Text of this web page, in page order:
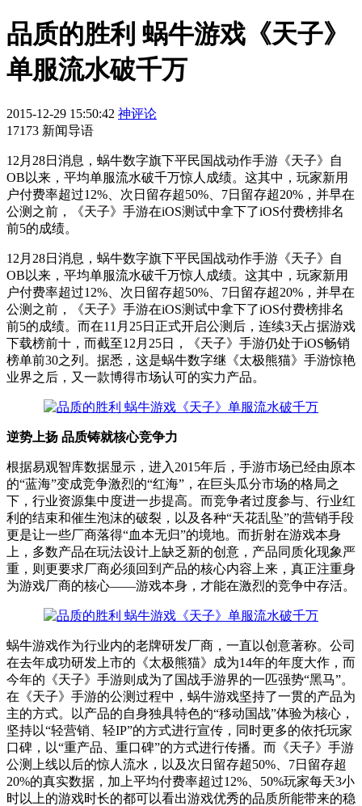
品质的胜利 蜗牛游戏《天子》
单服流水破千万
2015-12-29 15:50:42 神评论
17173 新闻导语
​12月28日消息，蜗牛数字旗下平民国战动作手游《天子》自
OB以来，平均单服流水破千万惊人成绩。这其中，玩家新用
户付费率超过12%、次日留存超50%、7日留存超20%，并早在
公测之前，《天子》手游在iOS测试中拿下了iOS付费榜排名
前5的成绩。
12月28日消息，蜗牛数字旗下平民国战动作手游《天子》自
OB以来，平均单服流水破千万惊人成绩。这其中，玩家新用
户付费率超过12%、次日留存超50%、7日留存超20%，并早在
公测之前，《天子》手游在iOS测试中拿下了iOS付费榜排名
前5的成绩。而在11月25日正式开启公测后，连续3天占据游戏
下载榜前十，而截至12月25日，《天子》手游仍处于iOS畅销
榜单前30之列。据悉，这是蜗牛数字继《太极熊猫》手游惊艳
业界之后，又一款博得市场认可的实力产品。
逆势上扬 品质铸就核心竞争力
根据易观智库数据显示，进入2015年后，手游市场已经由原本
的“蓝海”变成竞争激烈的“红海”，在巨头瓜分市场的格局之
下，行业资源集中度进一步提高。而竞争者过度参与、行业红
利的结束和催生泡沫的破裂，以及各种“天花乱坠”的营销手段
更是让一些厂商落得“血本无归”的境地。而折射在游戏本身
上，多数产品在玩法设计上缺乏新的创意，产品同质化现象严
重，则更要求厂商必须回到产品的核心内容上来，真正注重身
为游戏厂商的核心——游戏本身，才能在激烈的竞争中存活。
蜗牛游戏作为行业内的老牌研发厂商，一直以创意著称。公司
在去年成功研发上市的《太极熊猫》成为14年的年度大作，而
今年的《天子》手游则成为了国战手游界的一匹强势“黑马”。
在《天子》手游的公测过程中，蜗牛游戏坚持了一贯的产品为
主的方式。以产品的自身独具特色的“移动国战”体验为核心，
坚持以“轻营销、轻IP”的方式进行宣传，同时更多的依托玩家
口碑，以“重产品、重口碑”的方式进行传播。而《天子》手游
公测上线以后的惊人流水，以及次日留存超50%、7日留存超
20%的真实数据，加上平均付费率超过12%、50%玩家每天3小
时以上的游戏时长的都可以看出游戏优秀的品质所能带来的稳